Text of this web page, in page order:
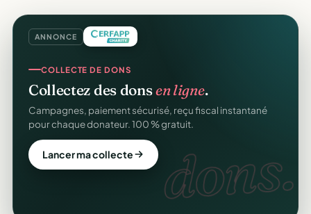
ANNONCE
CRM ASSOCIATIF
UnCRM completpour vos membres.
Fiches donateurs, historique des dons, relances,
adhésions — fini les fichiers Excel.
Découvrir le CRM gratuit dons.
COLLECTE DE DONS
Collectez des donsen ligne.
Campagnes, paiement sécurisé, reçu fiscal instantané
pour chaque donateur. 100 % gratuit.
Lancer ma collecte